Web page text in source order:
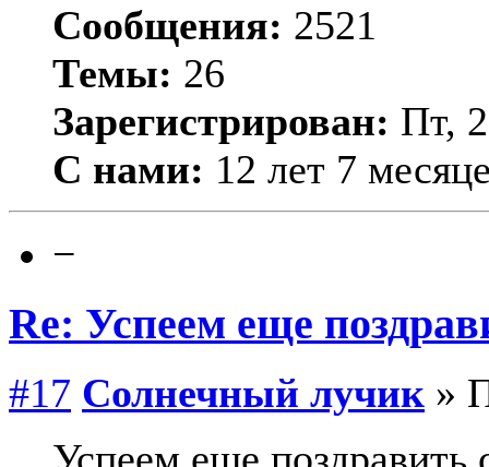
Сообщения: 2521
Темы: 26
Зарегистрирован: Пт,
С нами: 12 лет 7
−
Re: Успеем еще
#17 Солнечный лучик »